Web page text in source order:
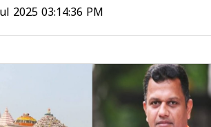
2025 03:14:36 PM